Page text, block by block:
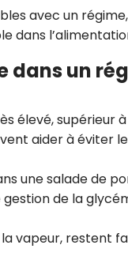
avec un
dans
dans un
élevé, supérieur
aider à éviter
une salade de
de la
vapeur, restent